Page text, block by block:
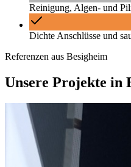
Reinigung, Algen- und
Dichte Anschlüsse und
Referenzen aus Besigheim
Unsere Projekte in